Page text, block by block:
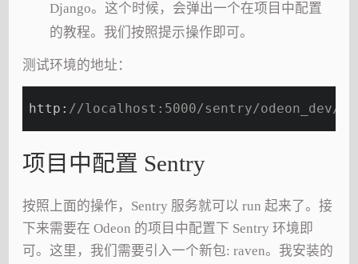
Django。这个时候，会弹出一个在项目中配置
的教程。我们按照提示操作即可。
测试环境的地址：
http: //localhost:5000/sentry/odeon_dev/
项目中配置 Sentry
按照上面的操作，Sentry 服务就可以 run 起来了。接
下来需要在 Odeon 的项目中配置下 Sentry 环境即
可。这里，我们需要引入一个新包: raven。我安装的